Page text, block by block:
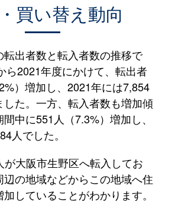
買い替え動向
転出者数と転入者数の推移で
ら2021年度にかけて、転出者
）増加し、2021年には7,854
した。一方、転入者数も増加傾
中に551人（7.3%）増加し、
人でした。
が大阪市生野区へ転入してお
辺の地域などからこの地域へ住
していることがわかります。